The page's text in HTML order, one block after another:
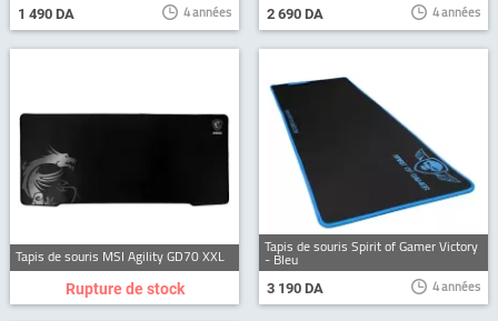
1 490 DA 4 années 2 690 DA 4 années
Tapis de souris MSI Agility GD70 XXL
Rupture de stock
Tapis de souris Spirit of Gamer Victory
- Bleu
3 190 DA 4 années